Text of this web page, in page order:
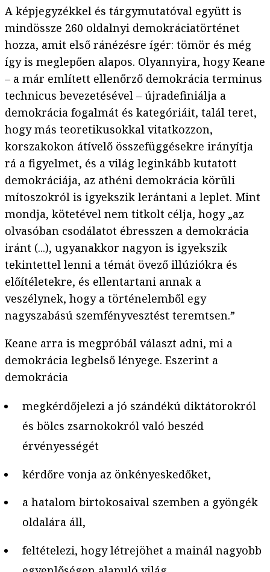
A képjegyzékkel és tárgymutatóval együtt is
mindössze 260 oldalnyi demokráciatörténet
hozza, amit első ránézésre ígér: tömör és még
így is meglepően alapos. Olyannyira, hogy Keane
– a már említett ellenőrző demokrácia terminus
technicus bevezetésével – újradefiniálja a
demokrácia fogalmát és kategóriáit, talál teret,
hogy más teoretikusokkal vitatkozzon,
korszakokon átívelő összefüggésekre irányítja
rá a figyelmet, és a világ leginkább kutatott
demokráciája, az athéni demokrácia körüli
mítoszokról is igyekszik lerántani a leplet. Mint
mondja, kötetével nem titkolt célja, hogy „az
olvasóban csodálatot ébresszen a demokrácia
iránt (...), ugyanakkor nagyon is igyekszik
tekintettel lenni a témát övező illúziókra és
előítéletekre, és ellentartani annak a
veszélynek, hogy a történelemből egy
nagyszabású szemfényvesztést teremtsen.”
Keane arra is megpróbál választ adni, mi a
demokrácia legbelső lényege. Eszerint a
demokrácia
megkérdőjelezi a jó szándékú diktátorokról
és bölcs zsarnokokról való beszéd
érvényességét
kérdőre vonja az önkényeskedőket,
a hatalom birtokosaival szemben a gyöngék
oldalára áll,
feltételezi, hogy létrejöhet a mainál nagyobb